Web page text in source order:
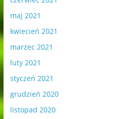
maj 2021
kwiecień 2021
marzec 2021
luty 2021
styczeń 2021
grudzień 2020
listopad 2020